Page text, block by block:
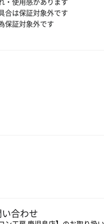
合は保証対象外です
保証対象外です
合わせ